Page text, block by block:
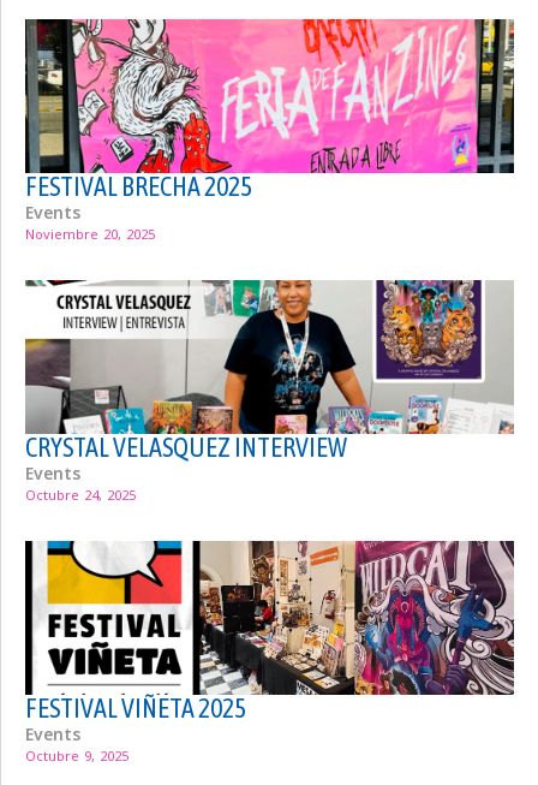
FESTIVAL BRECHA 2025
Events
Noviembre 20, 2025
CRYSTAL VELASQUEZ INTERVIEW
Events
Octubre 24, 2025
FESTIVAL VIÑETA 2025
Events
Octubre 9, 2025